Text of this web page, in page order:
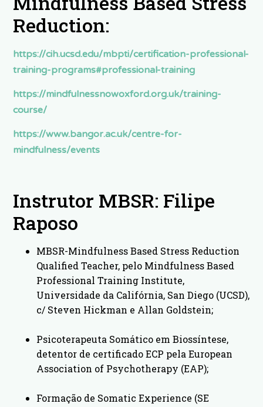
Reduction:
https://cih.ucsd.edu/mbpti/certification-professional-
training-programs#professional-training
https://mindfulnessnowoxford.org.uk/training-
course/
https://www.bangor.ac.uk/centre-for-
mindfulness/events
Instrutor MBSR: Filipe
Raposo
MBSR-Mindfulness Based Stress Reduction
Qualified Teacher, pelo Mindfulness Based
Professional Training Institute,
Universidade da Califórnia, San Diego (UCSD),
c/ Steven Hickman e Allan Goldstein;
Psicoterapeuta Somático em Biossíntese,
detentor de certificado ECP pela European
Association of Psychotherapy (EAP);
Formação de Somatic Experience (SE